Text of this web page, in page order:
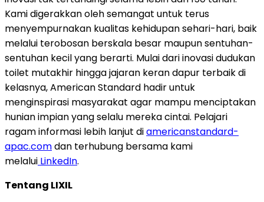
Kami digerakkan oleh semangat untuk terus
menyempurnakan kualitas kehidupan sehari-hari, baik
melalui terobosan berskala besar maupun sentuhan-
sentuhan kecil yang berarti. Mulai dari inovasi dudukan
toilet mutakhir hingga jajaran keran dapur terbaik di
kelasnya, American Standard hadir untuk
menginspirasi masyarakat agar mampu menciptakan
hunian impian yang selalu mereka cintai. Pelajari
ragam informasi lebih lanjut diamericanstandard-
apac.comdan terhubung bersama kami
melalui LinkedIn.
Tentang LIXIL